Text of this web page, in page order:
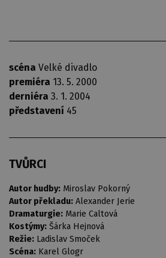
scéna Velké divadlo
premiéra 13. 5. 2000
derniéra 3. 1. 2004
představení 45
TVŮRCI
Autor hudby: Miroslav Pokorný
Autor překladu: Alexander Jerie
Dramaturgie: Marie Caltová
Kostýmy: Šárka Hejnová
Režie: Ladislav Smoček
Scéna: Karel Glogr